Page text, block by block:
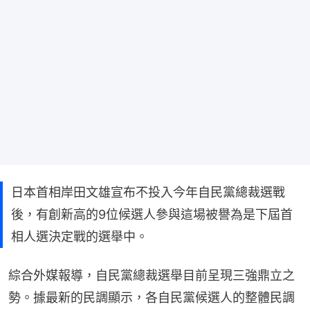
日本首相岸田文雄宣布不投入今年自民黨總裁選戰
後，有創新高的9位候選人參與這場被譽為是下屆首
相人選決定戰的選舉中。
綜合外媒報導，自民黨總裁選舉目前呈現三強鼎立之
勢。據最新的民調顯示，各自民黨候選人的整體民調